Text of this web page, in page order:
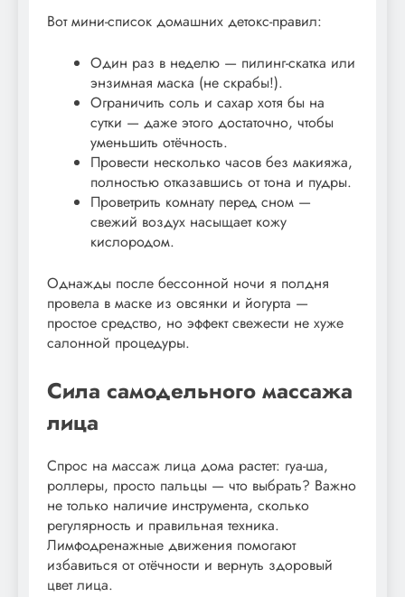
Вот мини-список домашних детокс-правил:
Один раз в неделю — пилинг-скатка или
энзимная маска (не скрабы!).
Ограничить соль и сахар хотя бы на
сутки — даже этого достаточно, чтобы
уменьшить отёчность.
Провести несколько часов без макияжа,
полностью отказавшись от тона и пудры.
Проветрить комнату перед сном —
свежий воздух насыщает кожу
кислородом.
Однажды после бессонной ночи я полдня
провела в маске из овсянки и йогурта —
простое средство, но эффект свежести не хуже
салонной процедуры.
Сила самодельного массажа
лица
Спрос на массаж лица дома растет: гуа-ша,
роллеры, просто пальцы — что выбрать? Важно
не только наличие инструмента, сколько
регулярность и правильная техника.
Лимфодренажные движения помогают
избавиться от отёчности и вернуть здоровый
цвет лица.